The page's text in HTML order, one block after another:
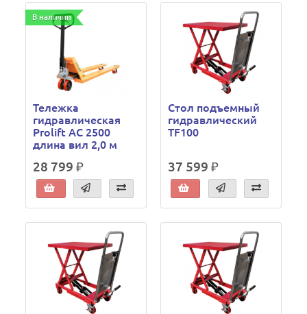
В наличии
Тележка
гидравлическая
Prolift AC 2500
длина вил 2,0 м
28 799 ₽
Стол подъемный
гидравлический
TF100
37 599 ₽